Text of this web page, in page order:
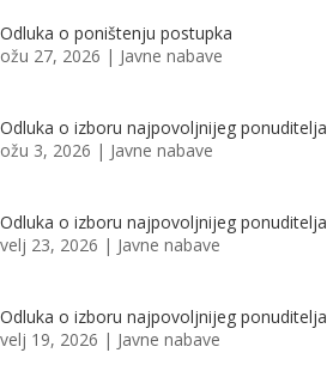
Odluka o poništenju postupka
ožu 27, 2026 | Javne nabave
Odluka o izboru najpovoljnijeg ponuditelja
ožu 3, 2026 | Javne nabave
Odluka o izboru najpovoljnijeg ponuditelja
velj 23, 2026 | Javne nabave
Odluka o izboru najpovoljnijeg ponuditelja
velj 19, 2026 | Javne nabave